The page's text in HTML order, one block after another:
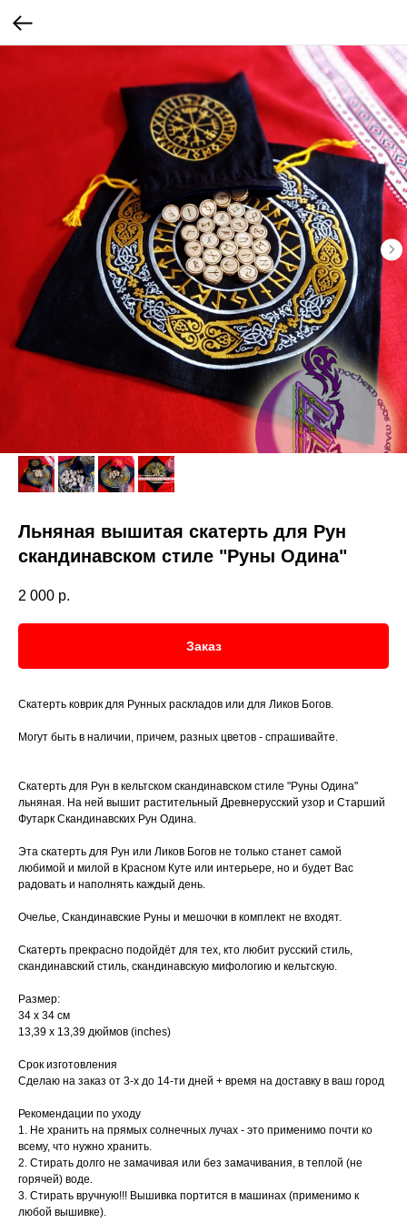
Льняная вышитая скатерть для Рун
скандинавском стиле "Руны Одина"
2 000 р.
Заказ
Скатерть коврик для Рунных раскладов или для Ликов Богов.
Могут быть в наличии, причем, разных цветов - спрашивайте.
Скатерть для Рун в кельтском скандинавском стиле "Руны Одина"
льняная. На ней вышит растительный Древнерусский узор и Старший
Футарк Скандинавских Рун Одина.
Эта скатерть для Рун или Ликов Богов не только станет самой
любимой и милой в Красном Куте или интерьере, но и будет Вас
радовать и наполнять каждый день.
Очелье, Скандинавские Руны и мешочки в комплект не входят.
Скатерть прекрасно подойдёт для тех, кто любит русский стиль,
скандинавский стиль, скандинавскую мифологию и кельтскую.
Размер:
34 х 34 см
13,39 х 13,39 дюймов (inches)
Срок изготовления
Сделаю на заказ от 3-х до 14-ти дней + время на доставку в ваш город
Рекомендации по уходу
1. Не хранить на прямых солнечных лучах - это применимо почти ко
всему, что нужно хранить.
2. Стирать долго не замачивая или без замачивания, в теплой (не
горячей) воде.
3. Стирать вручную!!! Вышивка портится в машинах (применимо к
любой вышивке).